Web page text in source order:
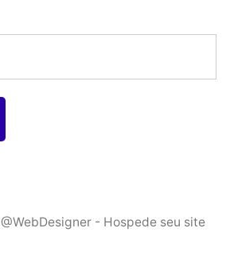
@WebDesigner - Hospede seu site